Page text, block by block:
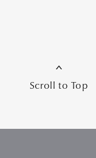
Scroll to Top